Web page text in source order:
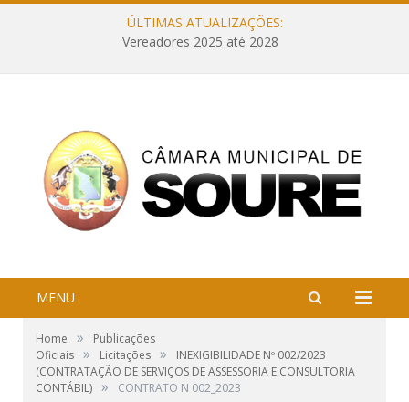
ÚLTIMAS ATUALIZAÇÕES:
Vereadores 2025 até 2028
MENU
Home »
Publicações
Oficiais » Licitações »
INEXIGIBILIDADE Nº 002/2023
(CONTRATAÇÃO DE SERVIÇOS DE ASSESSORIA E CONSULTORIA
CONTÁBIL) » CONTRATO N 002_2023